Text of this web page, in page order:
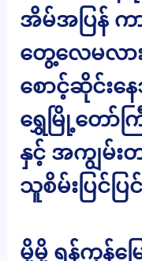
အိမ်အပြန် က
တွေ့လေမလ
စောင့်ဆိုင်း
ရွှေမြို့တော်
နှင့် အကျွမ်
သူစိမ်းပြင်ပ
မို့မို့ ရန်ကုန်မြ